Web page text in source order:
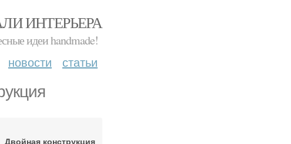
ИНТЕРЬЕРА
идеи handmade!
новости статьи
Двойная конструкция